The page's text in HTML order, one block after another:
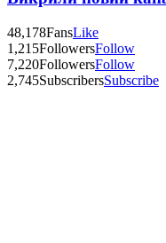
48,178FansLike
1,215FollowersFollow
7,220FollowersFollow
2,745SubscribersSubscribe